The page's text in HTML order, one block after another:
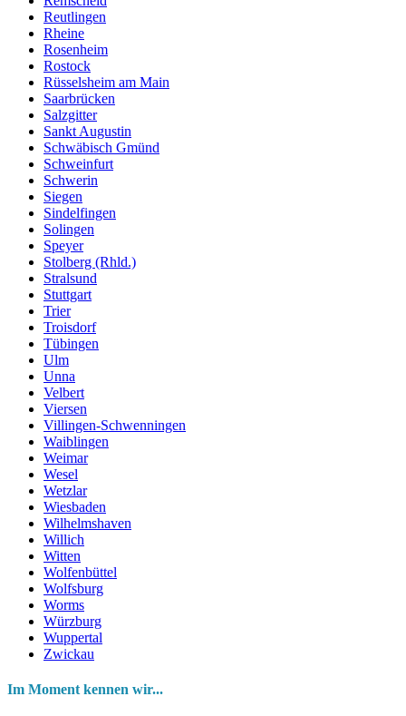
Reutlingen
Rheine
Rosenheim
Rostock
Rüsselsheim am Main
Saarbrücken
Salzgitter
Sankt Augustin
Schwäbisch Gmünd
Schweinfurt
Schwerin
Siegen
Sindelfingen
Solingen
Speyer
Stolberg (Rhld.)
Stralsund
Stuttgart
Trier
Troisdorf
Tübingen
Ulm
Unna
Velbert
Viersen
Villingen-Schwenningen
Waiblingen
Weimar
Wesel
Wetzlar
Wiesbaden
Wilhelmshaven
Willich
Witten
Wolfenbüttel
Wolfsburg
Worms
Würzburg
Wuppertal
Zwickau
Im Moment kennen wir...